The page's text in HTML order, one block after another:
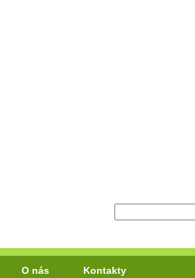
O nás Kontakty